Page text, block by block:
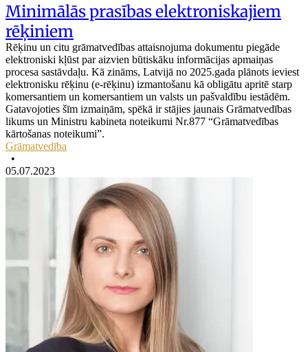
Minimālās prasības elektroniskajiem
rēķiniem
Rēķinu un citu grāmatvedības attaisnojuma dokumentu piegāde
elektroniski kļūst par aizvien būtiskāku informācijas apmaiņas
procesa sastāvdaļu. Kā zināms, Latvijā no 2025.gada plānots ieviest
elektronisku rēķinu (e-rēķinu) izmantošanu kā obligātu apritē starp
komersantiem un komersantiem un valsts un pašvaldību iestādēm.
Gatavojoties šīm izmaiņām, spēkā ir stājies jaunais Grāmatvedības
likums un Ministru kabineta noteikumi Nr.877 “Grāmatvedības
kārtošanas noteikumi”.
Grāmatvedība
•
05.07.2023